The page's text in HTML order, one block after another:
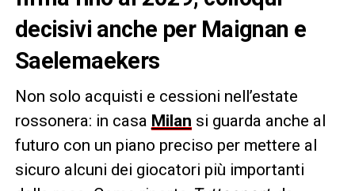
decisivi anche per Maignan e
Saelemaekers
Non solo acquisti e cessioni nell’estate
rossonera: in casa Milan si guarda anche al
futuro con un piano preciso per mettere al
sicuro alcuni dei giocatori più importanti